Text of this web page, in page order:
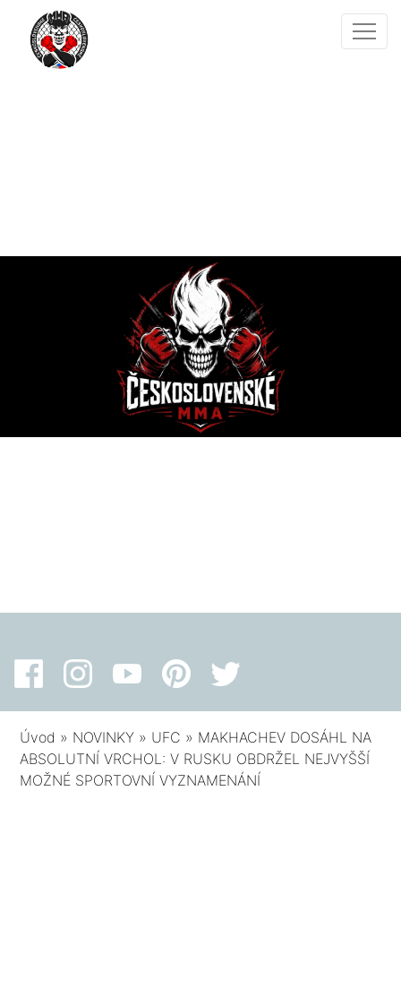
Úvod » NOVINKY » UFC » MAKHACHEV DOSÁHL NA
ABSOLUTNÍ VRCHOL: V RUSKU OBDRŽEL NEJVYŠŠÍ
MOŽNÉ SPORTOVNÍ VYZNAMENÁNÍ